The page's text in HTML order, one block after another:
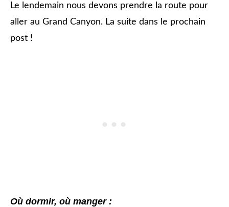
Le lendemain nous devons prendre la route pour
aller au Grand Canyon. La suite dans le prochain
post !
Où dormir, où manger :